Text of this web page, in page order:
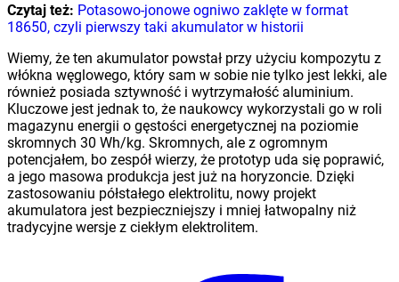
Czytaj też: Potasowo-jonowe ogniwo zaklęte w format
18650, czyli pierwszy taki akumulator w historii
Wiemy, że ten akumulator powstał przy użyciu kompozytu z
włókna węglowego, który sam w sobie nie tylko jest lekki, ale
również posiada sztywność i wytrzymałość aluminium.
Kluczowe jest jednak to, że naukowcy wykorzystali go w roli
magazynu energii o gęstości energetycznej na poziomie
skromnych 30 Wh/kg. Skromnych, ale z ogromnym
potencjałem, bo zespół wierzy, że prototyp uda się poprawić,
a jego masowa produkcja jest już na horyzoncie. Dzięki
zastosowaniu półstałego elektrolitu, nowy projekt
akumulatora jest bezpieczniejszy i mniej łatwopalny niż
tradycyjne wersje z ciekłym elektrolitem.